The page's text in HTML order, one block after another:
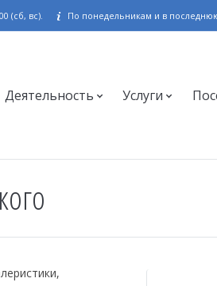
(сб, вс). По понедельникам и в
Деятельность Услуги